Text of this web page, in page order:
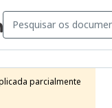
parcialmente